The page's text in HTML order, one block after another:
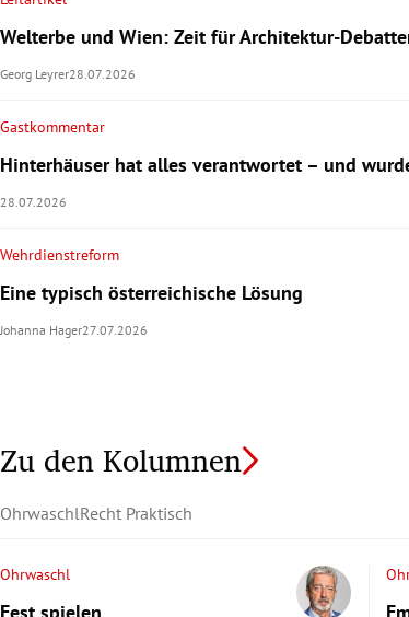
Welterbe und Wien: Zeit für Architektur-
Georg Leyrer28.07.2026
Gastkommentar
Hinterhäuser hat alles verantwortet – und
28.07.2026
Wehrdienstreform
Eine typisch österreichische Lösung
Johanna Hager27.07.2026
Zu den Kolumnen
OhrwaschlRecht Praktisch
Ohrwaschl